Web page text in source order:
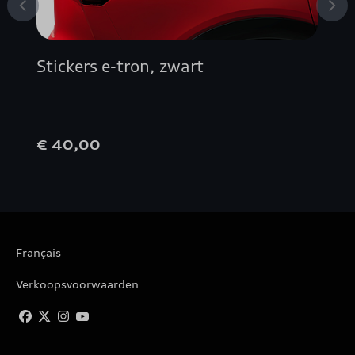
Stickers e-tron, zwart
€ 40,00
Français
Verkoopsvoorwaarden